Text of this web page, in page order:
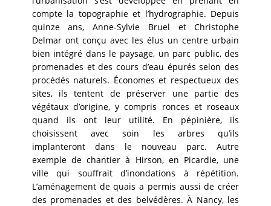
compte la topographie et l’hydrographie. Depuis
quinze ans, Anne-Sylvie Bruel et Christophe
Delmar ont conçu avec les élus un centre urbain
bien intégré dans le paysage, un parc public, des
promenades et des cours d’eau épurés selon des
procédés naturels. Économes et respectueux des
sites, ils tentent de préserver une partie des
végétaux d’origine, y compris ronces et roseaux
quand ils ont leur utilité. En pépinière, ils
choisissent avec soin les arbres qu’ils
implanteront dans le nouveau parc. Autre
exemple de chantier à Hirson, en Picardie, une
ville qui souffrait d’inondations à répétition.
L’aménagement de quais a permis aussi de créer
des promenades et des belvédères. À Nancy, les